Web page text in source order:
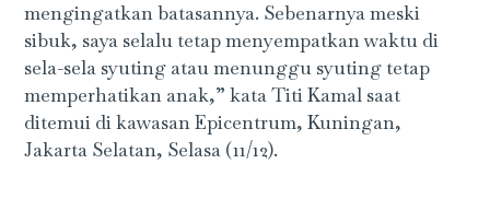
mengingatkan batasannya. Sebenarnya meski
sibuk, saya selalu tetap menyempatkan waktu di
sela-sela syuting atau menunggu syuting tetap
memperhatikan anak,” kata Titi Kamal saat
ditemui di kawasan Epicentrum, Kuningan,
Jakarta Selatan, Selasa (11/12).